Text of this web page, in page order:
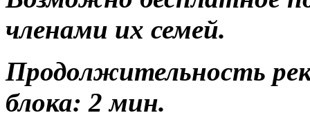
членами их семей.
Продолжительность
блока: 2 мин.